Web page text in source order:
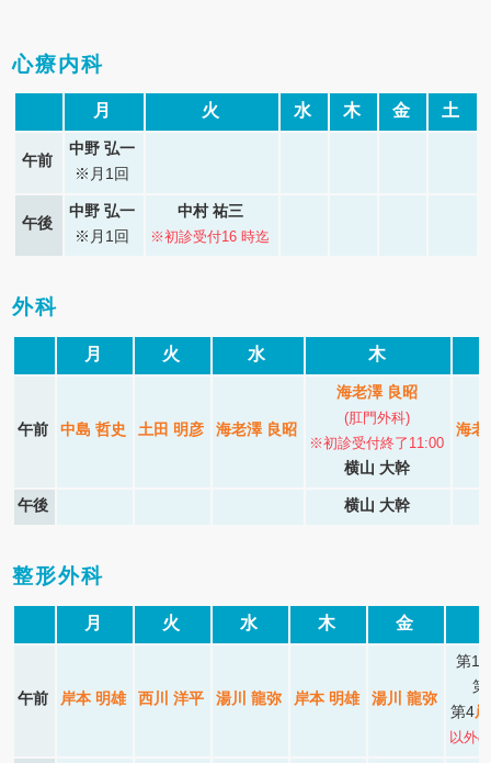
心療内科
月 火 水 木 金 土
午前
中野 弘一
※月1回
午後
中野 弘一
※月1回
中村 祐三
※初診受付16 時迄
外科
月 火 水 木
午前 中島 哲史 土田 明彦 海老澤 良昭
海老澤 良昭
(肛門外科)
※初診受付終了11:00
横山 大幹
海老
午後 横山 大幹
整形外科
月 火 水 木 金
午前 岸本 明雄 西川 洋平 湯川 龍弥 岸本 明雄 湯川 龍弥
第1･
第
第4
以外